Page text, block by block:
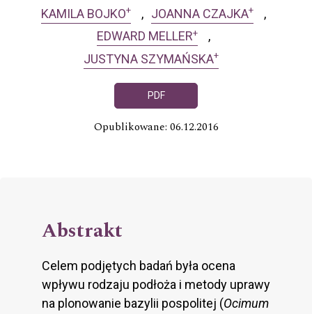
KAMILA BOJKO+ JOANNA CZAJKA+
EDWARD MELLER+
JUSTYNA SZYMAŃSKA+
PDF
Opublikowane: 06.12.2016
Abstrakt
Celem podjętych badań była ocena
wpływu rodzaju podłoża i metody uprawy
na plonowanie bazylii pospolitej (Ocimum